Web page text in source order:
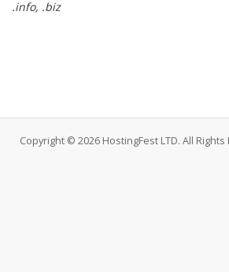
.info, .biz
Copyright © 2026 HostingFest LTD. All Rights